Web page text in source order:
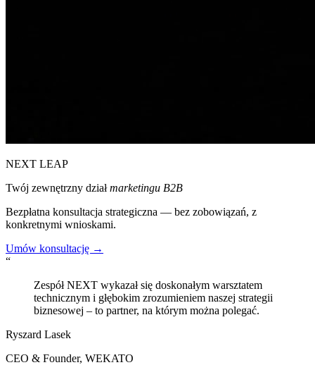
NEXT LEAP
Twój zewnętrzny działmarketingu B2B
Bezpłatna konsultacja strategiczna — bez zobowiązań, z
konkretnymi wnioskami.
Umów konsultację →
“
Zespół NEXT wykazał się doskonałym warsztatem
technicznym i głębokim zrozumieniem naszej strategii
biznesowej – to partner, na którym można polegać.
Ryszard Lasek
CEO & Founder, WEKATO